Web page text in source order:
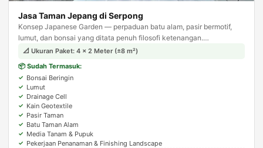
Jasa Taman Jepang di Serpong
Konsep Japanese Garden — perpaduan batu alam, pasir bermotif,
lumut, dan bonsai yang ditata penuh filosofi ketenangan.
Menghadirkan suasana zen dan meditatif di halaman rumah Anda.
📐 Ukuran Paket: 4 × 2 Meter (±8 m²)
📦 Sudah Termasuk:
Bonsai Beringin
Lumut
Drainage Cell
Kain Geotextile
Pasir Taman
Batu Taman Alam
Media Tanam & Pupuk
Pekerjaan Penanaman & Finishing Landscape